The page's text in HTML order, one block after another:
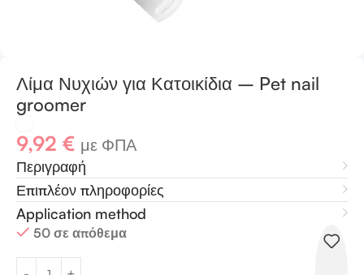
Λίμα Νυχιών για Κατοικίδια – Pet nail
groomer
9,92 € με ΦΠΑ
Περιγραφή
Επιπλέον πληροφορίες
Application method
50 σε απόθεμα